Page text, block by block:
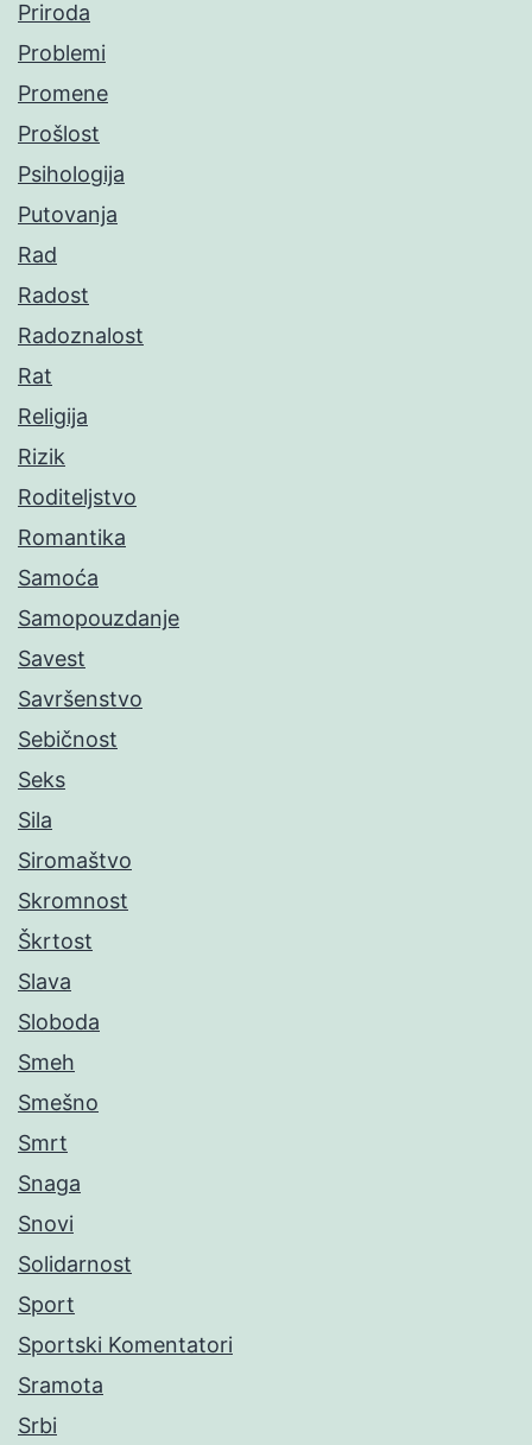
Priroda
Problemi
Promene
Prošlost
Psihologija
Putovanja
Rad
Radost
Radoznalost
Rat
Religija
Rizik
Roditeljstvo
Romantika
Samoća
Samopouzdanje
Savest
Savršenstvo
Sebičnost
Seks
Sila
Siromaštvo
Skromnost
Škrtost
Slava
Sloboda
Smeh
Smešno
Smrt
Snaga
Snovi
Solidarnost
Sport
Sportski Komentatori
Sramota
Srbi